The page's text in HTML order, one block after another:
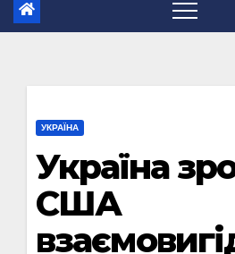
УКРАЇНА
Україна
США